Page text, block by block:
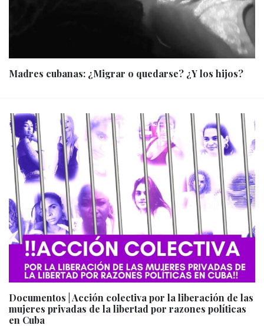
Madres cubanas: ¿Migrar o quedarse? ¿Y los hijos?
Documentos | Acción colectiva por la liberación de las
mujeres privadas de la libertad por razones políticas
en Cuba